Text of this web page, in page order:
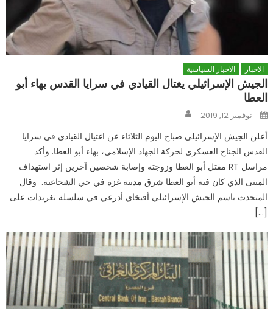
الاخبار الاخبار السياسية
الجيش الإسرائيلي يغتال القيادي في سرايا القدس بهاء أبو
العطا
Posted
onنوفمبر 12, 2019
أعلن الجيش الإسرائيلي صباح اليوم الثلاثاء عن اغتيال القيادي في سرايا
القدس الجناح العسكري لحركة الجهاد الإسلامي، بهاء أبو العطا. وأكد
مراسل RT مقتل أبو العطا وزوجته وإصابة شخصين آخرين إثر استهداف
المبنى الذي كان فيه أبو العطا شرق مدينة غزة في حي الشجاعية. وقال
المتحدث باسم الجيش الإسرائيلي أفيخاي أدرعي في سلسلة تغريدات على
[…]